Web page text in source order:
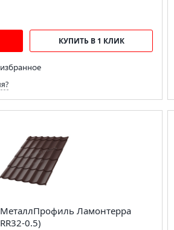
КУПИТЬ В 1 КЛИК
Ламонтерра
0.5)